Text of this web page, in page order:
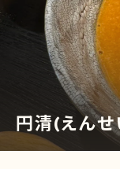
円清(えん